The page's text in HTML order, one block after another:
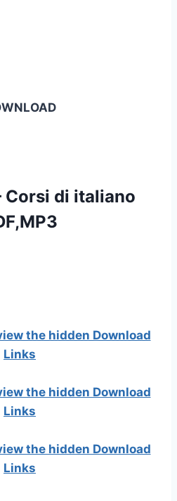
Corsi di italiano
the hidden Download
Links
the hidden Download
Links
the hidden Download
Links